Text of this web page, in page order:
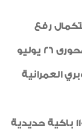
رفع
كفاءة لــــ6 محاور وكباري حيوية، تشمل محورى 26 يوليو
العمرانية
وقال اللواء أحمد راشد إنه سيتم تركيب 1100 باكية حديدية